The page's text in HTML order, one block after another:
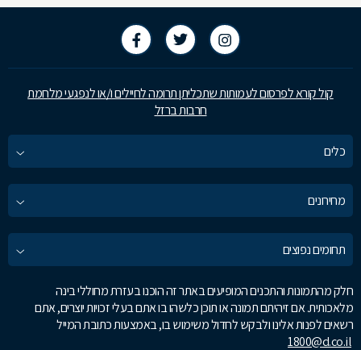
קול קורא לפרסום לעמותות שתכליתן תרומה לחיילים ו/או לנפגעי מלחמת
חרבות ברזל
כלים
מחירונים
תחומים נפוצים
חלק מהתמונות והתכנים המופיעים באתר זה הוכנו בעזרת מחוללי בינה
מלאכותית. אם זיהיתם תמונה או תוכן כלשהו בו אתם בעלי זכויות יוצרים, אתם
רשאים לפנות אלינו ולבקש לחדול משימוש בו, באמצעות כתובת המייל
1800@d.co.il